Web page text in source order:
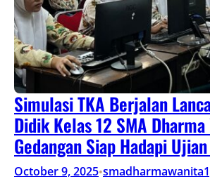
Simulasi TKA Berjalan
Didik Kelas 12 SMA Dharma
Gedangan Siap Hadapi
October 9, 2025•